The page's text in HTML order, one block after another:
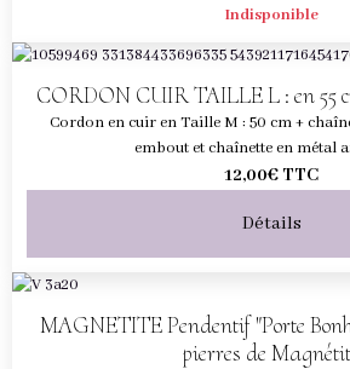
Indisponible
CORDON
Cordon en cuir en Taille M : 50 cm +
embout et chaînette en métal
12,00€ TTC
Détails
MAGNETITE Pendentif "Porte
pierres de